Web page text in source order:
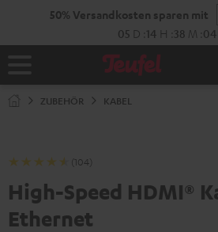
50% Versandkosten sparen mit
05 D 14 H 38 M 04
Startseite
ZUBEHÖR KABEL
(104)
High-Speed HDMI®
Ethernet